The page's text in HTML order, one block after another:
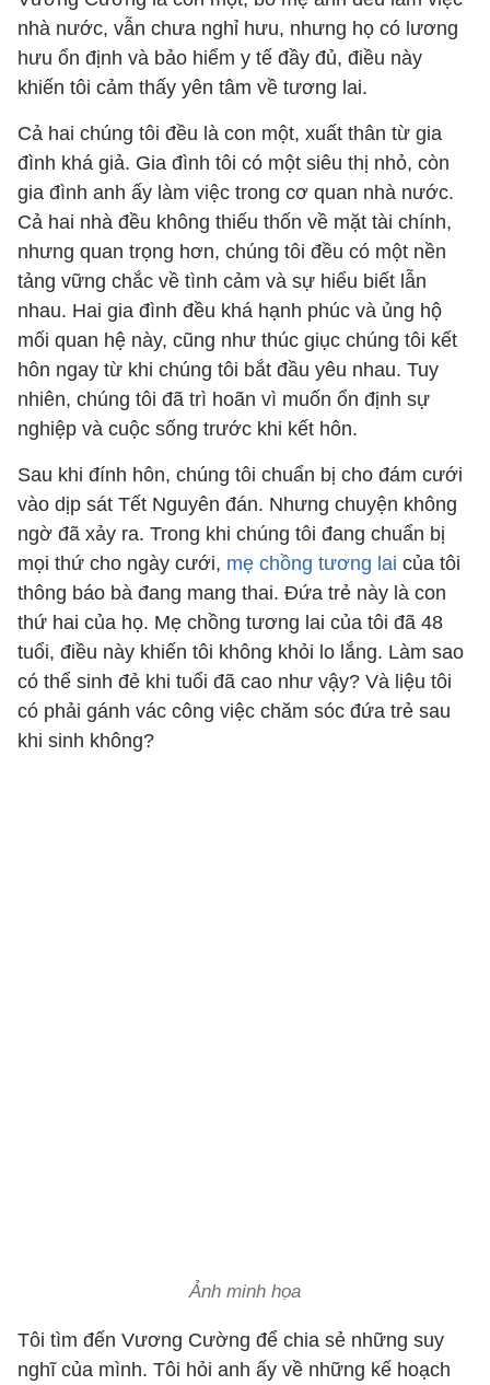
nhà nước, vẫn chưa nghỉ hưu, nhưng họ có lương
hưu ổn định và bảo hiểm y tế đầy đủ, điều này
khiến tôi cảm thấy yên tâm về tương lai.
Cả hai chúng tôi đều là con một, xuất thân từ gia
đình khá giả. Gia đình tôi có một siêu thị nhỏ, còn
gia đình anh ấy làm việc trong cơ quan nhà nước.
Cả hai nhà đều không thiếu thốn về mặt tài chính,
nhưng quan trọng hơn, chúng tôi đều có một nền
tảng vững chắc về tình cảm và sự hiểu biết lẫn
nhau. Hai gia đình đều khá hạnh phúc và ủng hộ
mối quan hệ này, cũng như thúc giục chúng tôi kết
hôn ngay từ khi chúng tôi bắt đầu yêu nhau. Tuy
nhiên, chúng tôi đã trì hoãn vì muốn ổn định sự
nghiệp và cuộc sống trước khi kết hôn.
Sau khi đính hôn, chúng tôi chuẩn bị cho đám cưới
vào dịp sát Tết Nguyên đán. Nhưng chuyện không
ngờ đã xảy ra. Trong khi chúng tôi đang chuẩn bị
mọi thứ cho ngày cưới, mẹ chồng tương lai của tôi
thông báo bà đang mang thai. Đứa trẻ này là con
thứ hai của họ. Mẹ chồng tương lai của tôi đã 48
tuổi, điều này khiến tôi không khỏi lo lắng. Làm sao
có thể sinh đẻ khi tuổi đã cao như vậy? Và liệu tôi
có phải gánh vác công việc chăm sóc đứa trẻ sau
khi sinh không?
Ảnh minh họa
Tôi tìm đến Vương Cường để chia sẻ những suy
nghĩ của mình. Tôi hỏi anh ấy về những kế hoạch